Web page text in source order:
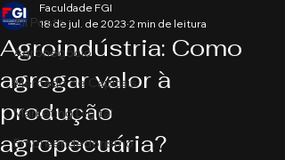
All Posts
Agronegócio
Mercado de Capitais
Marketing Digital
Empreendedorismo
Agroindústria: Como
agregar valor à
produção
agropecuária?
Faculdade FGI
18 de jul. de 2023 2 min de leitura